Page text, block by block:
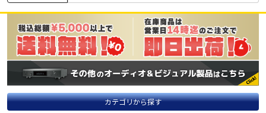
カテゴリから探す